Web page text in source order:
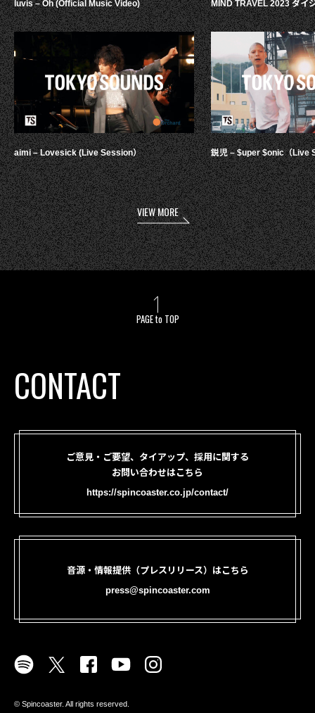
luvis – Oh (Official Music Video)
aimi – Lovesick (Live Session）
MIND TRAVEL 2023 ダイ
鋭児 – $uper $onic（Live
VIEW MORE
PAGE to TOP
CONTACT
ご意見・ご要望、タイアップ、採用に関する
お問い合わせはこちら
https://spincoaster.co.jp/contact/
音源・情報提供（プレスリリース）はこちら
press@spincoaster.com
©︎ Spincoaster. All rights reserved.